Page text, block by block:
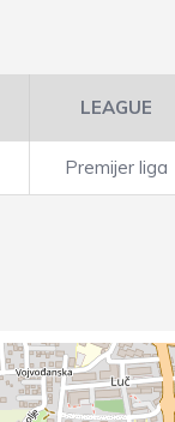
LEAGUE
Premijer liga